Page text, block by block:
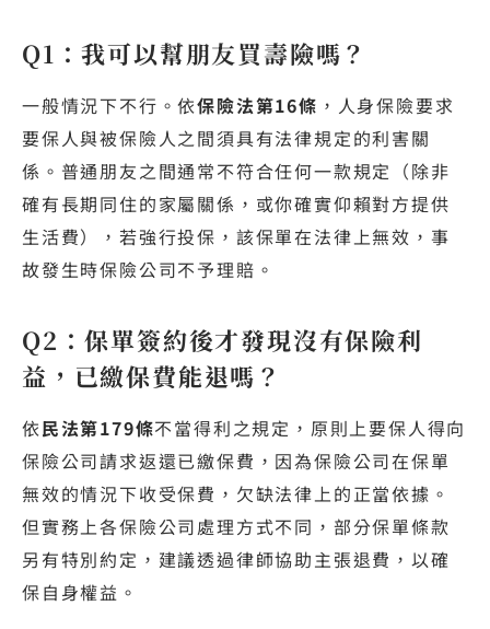
Q1：我可以幫朋友買壽險嗎？
一般情況下不行。依保險法第16條 ，人身保險要求
要保人與被保險人之間須具有法律規定的利害關
係。普通朋友之間通常不符合任何一款規定（除非
確有長期同住的家屬關係，或你確實仰賴對方提供
生活費），若強行投保，該保單在法律上無效，事
故發生時保險公司不予理賠。
Q2：保單簽約後才發現沒有保險利
益，已繳保費能退嗎？
依民法第179條不當得利之規定，原則上要保人得向
保險公司請求返還已繳保費，因為保險公司在保單
無效的情況下收受保費，欠缺法律上的正當依據。
但實務上各保險公司處理方式不同，部分保單條款
另有特別約定，建議透過律師協助主張退費，以確
保自身權益。